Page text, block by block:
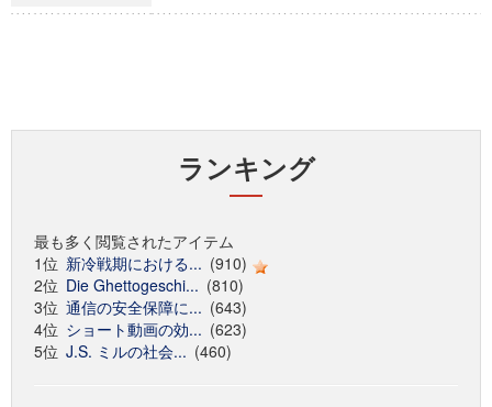
ランキング
最も多く閲覧されたアイテム
1位 新冷戦期における... (910)
2位 Die Ghettogeschi... (810)
3位 通信の安全保障に... (643)
4位 ショート動画の効... (623)
5位 J.S. ミルの社会... (460)